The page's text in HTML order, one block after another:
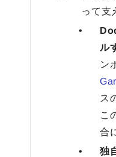
って支
ル
ン
ス
こ
合
独